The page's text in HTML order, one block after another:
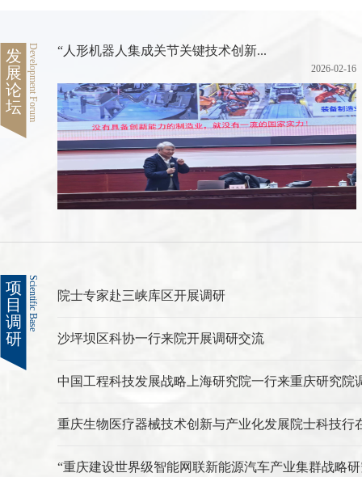
发
展
论
坛 Development Forum “人形机器人集成关节关键技术创新...
2026-02-16
项
目
调
研
Scientific Base 院士专家赴三峡库区开展调研
沙坪坝区科协一行来院开展调研交流
中国工程科技发展战略上海研究院一行来重庆研究院
重庆生物医疗器械技术创新与产业化发展院士科技行
“重庆建设世界级智能网联新能源汽车产业集群战略研